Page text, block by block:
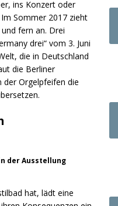
ins Konzert oder
Sommer 2017 zieht
fern an. Drei
drei“ vom 3. Juni
die in Deutschland
die Berliner
der Orgelpfeifen die
der Ausstellung
hat, lädt eine